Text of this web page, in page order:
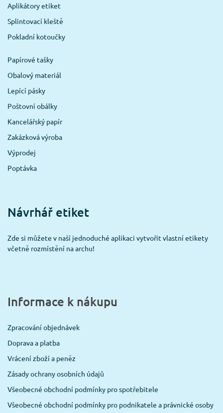
Aplikátory etiket
Splintovací kleště
Pokladní kotoučky
Papírové tašky
Obalový materiál
Lepící pásky
Poštovní obálky
Kancelářský papír
Zakázková výroba
Výprodej
Poptávka
Návrhář etiket
Zde si můžete v naší jednoduché aplikaci vytvořit vlastní etikety
včetně rozmístění na archu!
Informace k nákupu
Zpracování objednávek
Doprava a platba
Vrácení zboží a peněz
Zásady ochrany osobních údajů
Všeobecné obchodní podmínky pro spotřebitele
Všeobecné obchodní podmínky pro podnikatele a právnické osoby